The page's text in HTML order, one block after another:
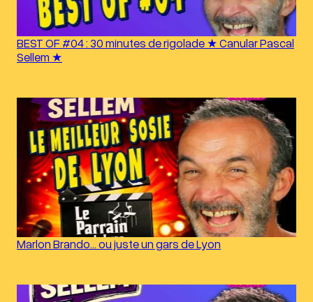
BEST OF #04 : 30 minutes de rigolade ★ Canular Pascal
Sellem ★
Marlon Brando… ou juste un gars de Lyon